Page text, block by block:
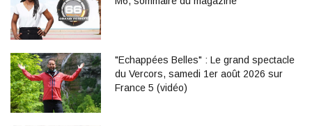
"Echappées Belles" : Le grand spectacle
du Vercors, samedi 1er août 2026 sur
France 5 (vidéo)